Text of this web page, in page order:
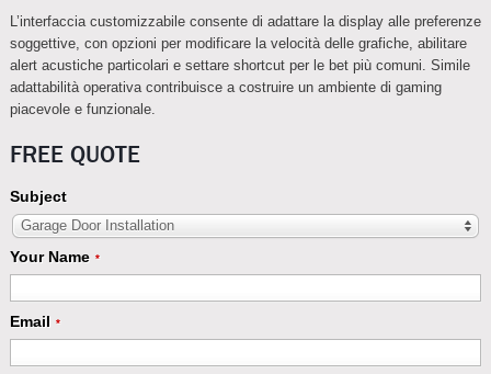
L’interfaccia customizzabile consente di adattare la display alle preferenze
soggettive, con opzioni per modificare la velocità delle grafiche, abilitare
alert acustiche particolari e settare shortcut per le bet più comuni. Simile
adattabilità operativa contribuisce a costruire un ambiente di gaming
piacevole e funzionale.
FREE QUOTE
Subject
Garage Door Installation
Your Name *
Email *